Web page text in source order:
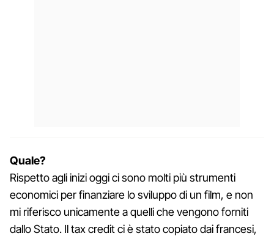
Quale?
Rispetto agli inizi oggi ci sono molti più strumenti
economici per finanziare lo sviluppo di un film, e non
mi riferisco unicamente a quelli che vengono forniti
dallo Stato. Il tax credit ci è stato copiato dai francesi,